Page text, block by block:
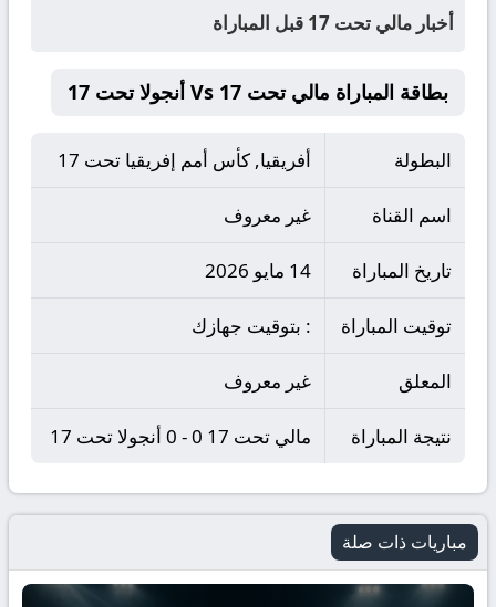
أخبار مالي تحت 17 قبل المباراة
بطاقة المباراة مالي تحت 17 Vs أنجولا تحت 17
البطولة أفريقيا, كأس أمم إفريقيا تحت 17
اسم القناة غير معروف
تاريخ المباراة 14 مايو 2026
توقيت المباراة : بتوقيت جهازك
المعلق غير معروف
نتيجة المباراة مالي تحت 17 0 - 0 أنجولا تحت 17
مباريات ذات صلة